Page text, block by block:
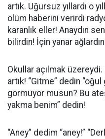
artık. Uğursuz yıllardı o
ölüm haberini verirdi
karanlık eller! Anaydın
bilirdin! İçin yanar
Okullar açılmak üzereydi.
artık! “Gitme” dedin
görmüyor musun? Bu
yakma benim” dedin!
“Aney” dedim “aney!”